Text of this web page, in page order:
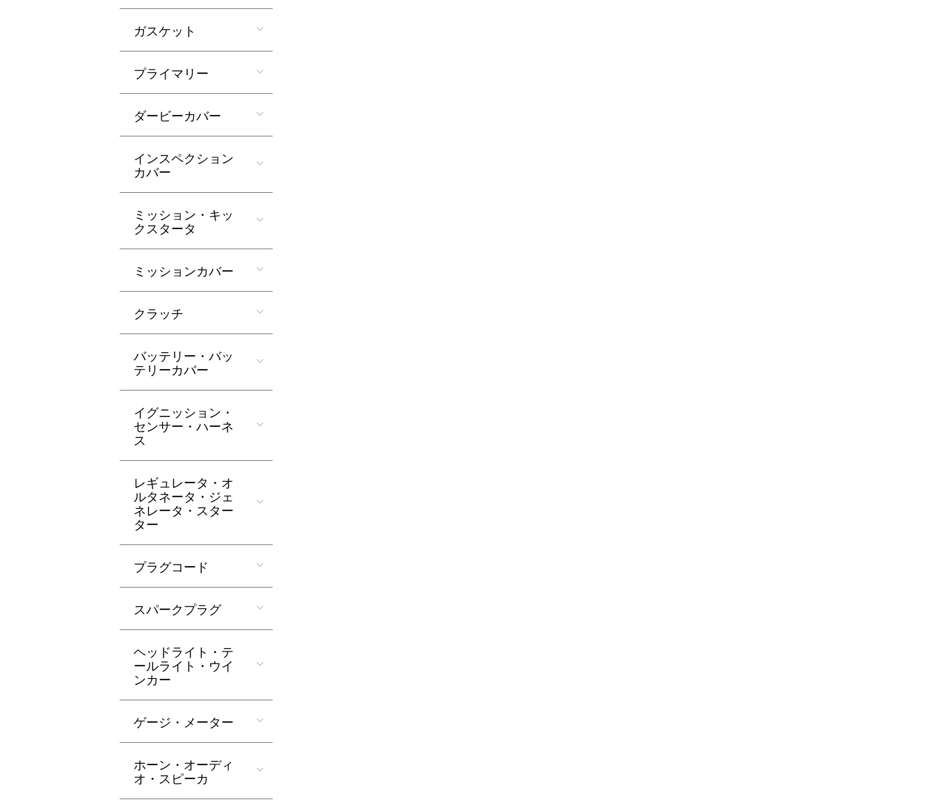
ガスケット
プライマリー
ダービーカバー
インスペクション
カバー
ミッション・キッ
クスタータ
ミッションカバー
クラッチ
バッテリー・バッ
テリーカバー
イグニッション・
センサー・ハーネ
ス
レギュレータ・オ
ルタネータ・ジェ
ネレータ・スター
ター
プラグコード
スパークプラグ
ヘッドライト・テ
ールライト・ウイ
ンカー
ゲージ・メーター
ホーン・オーディ
オ・スピーカ